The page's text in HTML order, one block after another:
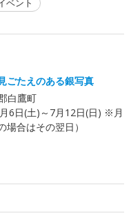
ベント
ごたえのある銀写真
白鷹町
6日(土)～7月12日(日) ※月
合はその翌日）